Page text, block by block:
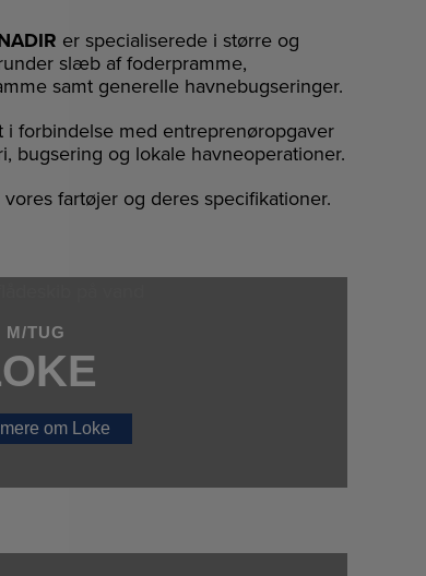
er specialiserede i større og
slæb af foderpramme,
samt generelle havnebugseringer.
forbindelse med entreprenøropgaver
bugsering og lokale havneoperationer.
fartøjer og deres specifikationer.
M/TUG
om Loke